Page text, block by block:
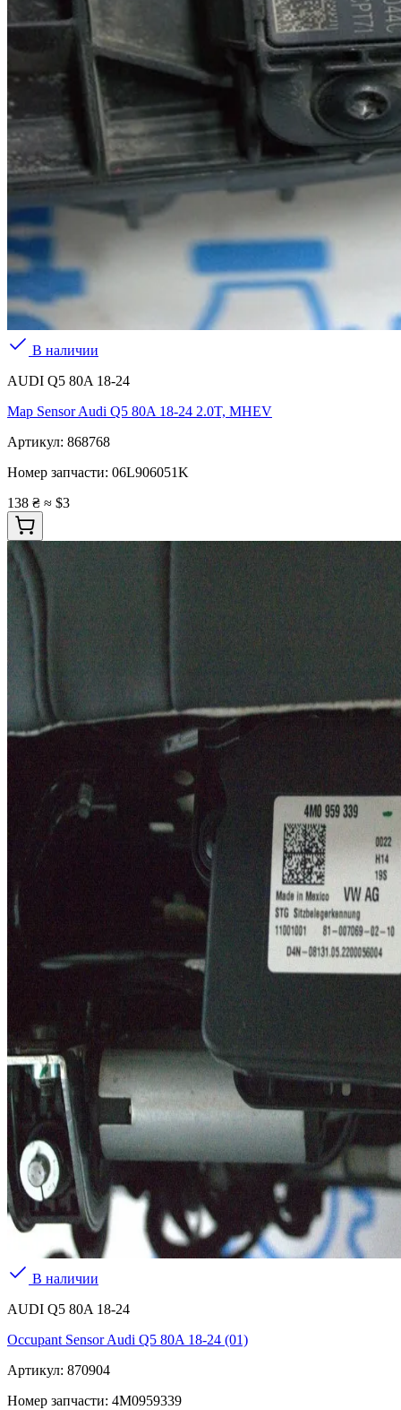
В наличии
AUDI Q5 80A 18-24
Map Sensor Audi Q5 80A 18-24 2.0T, MHEV
Артикул: 868768
Номер запчасти: 06L906051K
138 ₴ ≈ $3
В наличии
AUDI Q5 80A 18-24
Occupant Sensor Audi Q5 80A 18-24 (01)
Артикул: 870904
Номер запчасти: 4M0959339